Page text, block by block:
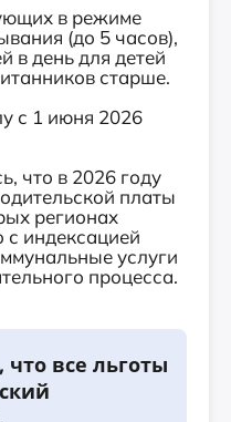
в режиме
(до 5 часов),
в день для детей
старше.
с 1 июня 2026
что в 2026 году
платы
регионах
с индексацией
услуги
процесса.
все льготы